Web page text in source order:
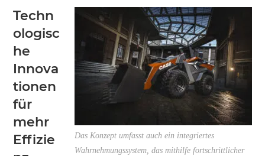
Das Konzept umfasst auch ein integriertes
Wahrnehmungssystem, das mithilfe fortschrittlicher
Techn
ologisc
he
Innova
tionen
für
mehr
Effizie